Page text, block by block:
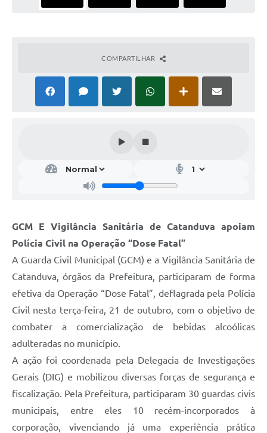
COMPARTILHAR
GCM E Vigilância Sanitária de Catanduva apoiam
Polícia Civil na Operação “Dose Fatal”
A Guarda Civil Municipal (GCM) e a Vigilância Sanitária de
Catanduva, órgãos da Prefeitura, participaram de forma
efetiva da Operação “Dose Fatal”, deflagrada pela Polícia
Civil nesta terça-feira, 21 de outubro, com o objetivo de
combater a comercialização de bebidas alcoólicas
adulteradas no município.
A ação foi coordenada pela Delegacia de Investigações
Gerais (DIG) e mobilizou diversas forças de segurança e
fiscalização. Pela Prefeitura, participaram 30 guardas civis
municipais, entre eles 10 recém-incorporados à
corporação, vivenciando já uma experiência prática